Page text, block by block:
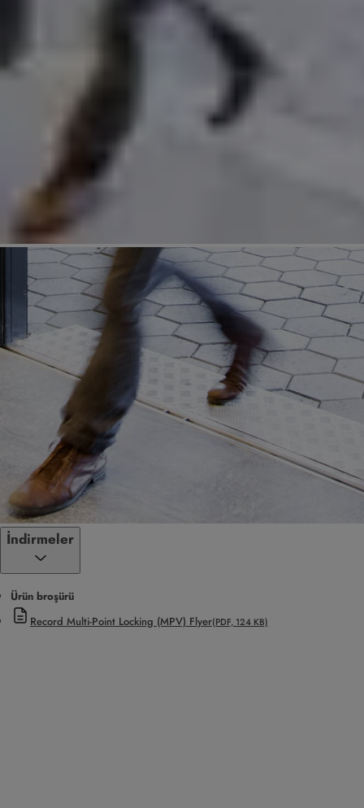
İndirmeler
Ürün broşürü
Record Multi-Point Locking (MPV) Flyer(PDF, 124 KB)